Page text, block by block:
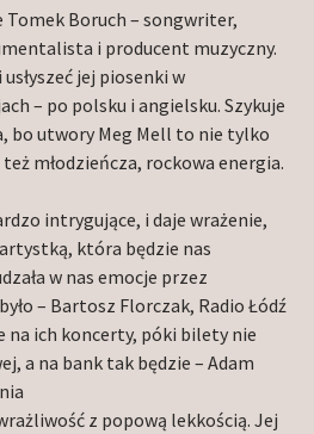
Tomek Boruch – songwriter,
i producent muzyczny.
jej piosenki w
– po polsku i angielsku. Szykuje
bo utwory Meg Mell to nie tylko
młodzieńcza, rockowa energia.
intrygujące, i daje wrażenie,
która będzie nas
w nas emocje przez
– Bartosz Florczak, Radio Łódź
na ich koncerty, póki bilety nie
a na bank tak będzie – Adam
z popową lekkością. Jej